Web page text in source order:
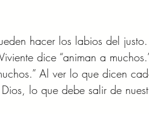
hacer los labios del
dice “animan a
Al ver lo que dicen
lo que debe salir de